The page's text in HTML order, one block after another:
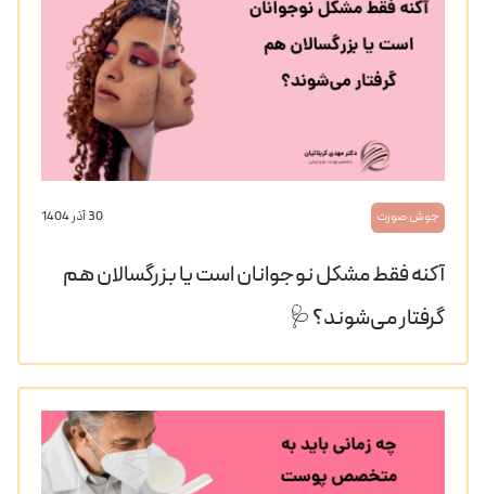
جوش صورت 30 آذر 1404
آکنه فقط مشکل نوجوانان است یا بزرگسالان هم
گرفتار می‌شوند؟ 🩺